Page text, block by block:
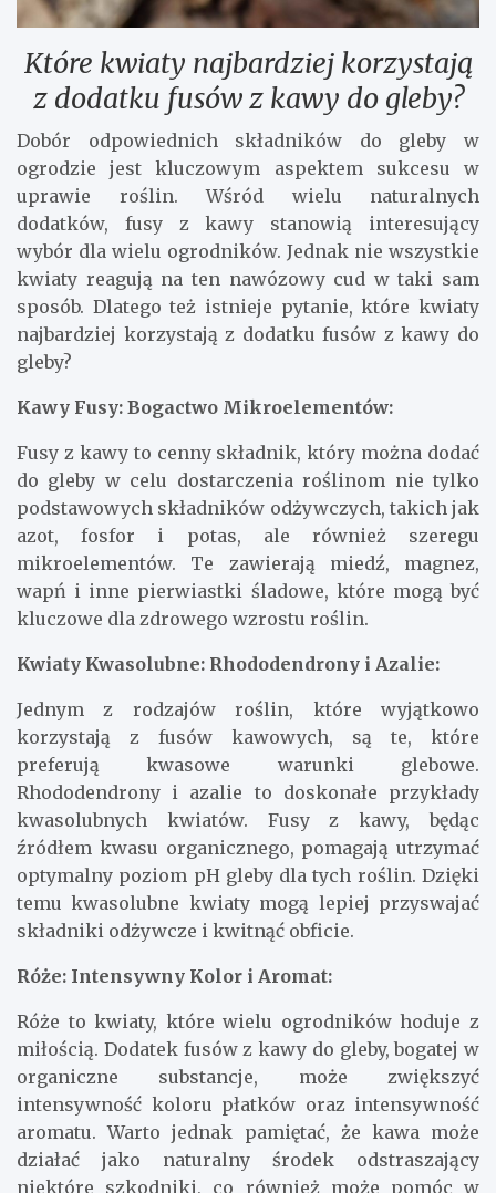
Które kwiaty najbardziej korzystają
z dodatku fusów z kawy do gleby?
Dobór odpowiednich składników do gleby w
ogrodzie jest kluczowym aspektem sukcesu w
uprawie roślin. Wśród wielu naturalnych
dodatków, fusy z kawy stanowią interesujący
wybór dla wielu ogrodników. Jednak nie wszystkie
kwiaty reagują na ten nawózowy cud w taki sam
sposób. Dlatego też istnieje pytanie, które kwiaty
najbardziej korzystają z dodatku fusów z kawy do
gleby?
Kawy Fusy: Bogactwo Mikroelementów:
Fusy z kawy to cenny składnik, który można dodać
do gleby w celu dostarczenia roślinom nie tylko
podstawowych składników odżywczych, takich jak
azot, fosfor i potas, ale również szeregu
mikroelementów. Te zawierają miedź, magnez,
wapń i inne pierwiastki śladowe, które mogą być
kluczowe dla zdrowego wzrostu roślin.
Kwiaty Kwasolubne: Rhododendrony i Azalie:
Jednym z rodzajów roślin, które wyjątkowo
korzystają z fusów kawowych, są te, które
preferują kwasowe warunki glebowe.
Rhododendrony i azalie to doskonałe przykłady
kwasolubnych kwiatów. Fusy z kawy, będąc
źródłem kwasu organicznego, pomagają utrzymać
optymalny poziom pH gleby dla tych roślin. Dzięki
temu kwasolubne kwiaty mogą lepiej przyswajać
składniki odżywcze i kwitnąć obficie.
Róże: Intensywny Kolor i Aromat:
Róże to kwiaty, które wielu ogrodników hoduje z
miłością. Dodatek fusów z kawy do gleby, bogatej w
organiczne substancje, może zwiększyć
intensywność koloru płatków oraz intensywność
aromatu. Warto jednak pamiętać, że kawa może
działać jako naturalny środek odstraszający
niektóre szkodniki, co również może pomóc w